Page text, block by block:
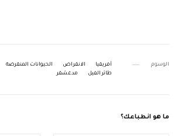
الوسوم أفريقيا الانقراض الحيوانات المنقرضة
طائر الفيل
مدغشقر
ما هو انطباعك؟